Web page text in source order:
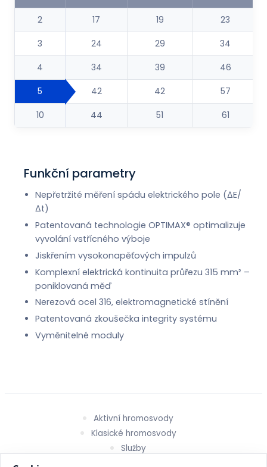
2 17 19
23
3
24 29
34
4
34 39
46
5
42 42
57
10
44 51 61
Funkční parametry
Nepřetržité měření spádu elektrického pole (ΔE/
Δt)
Patentovaná technologie OPTIMAX® optimalizuje
vyvolání vstřícného výboje
Jiskřením vysokonapěťových impulzů
Komplexní elektrická kontinuita průřezu 315 mm² –
poniklovaná měď
Nerezová ocel 316, elektromagnetické stínění
Patentovaná zkoušečka integrity systému
Vyměnitelné moduly
Aktivní hromosvody
Klasické hromosvody
Služby